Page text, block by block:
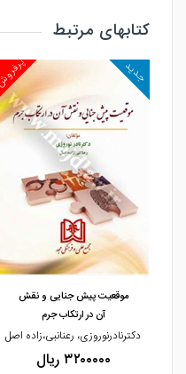
کتابهای مرتبط
مشاهده و خرید
پرفروش جدید
موقعیت پیش جنایی و نقش
آن در ارتکاب جرم
دکترنادرنوروزی، رعنانبی،زاده اصل
۳۲۰۰۰۰۰ ریال